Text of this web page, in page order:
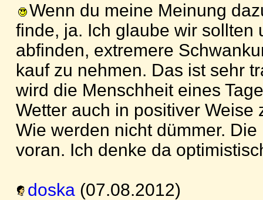
Wenn du meine Meinung
finde, ja. Ich glaube wir sollten
abfinden, extremere
kauf zu nehmen. Das ist sehr
wird die Menschheit eines
Wetter auch in positiver Weise
Wie werden nicht dümmer.
voran. Ich denke da
doska (07.08.2012)